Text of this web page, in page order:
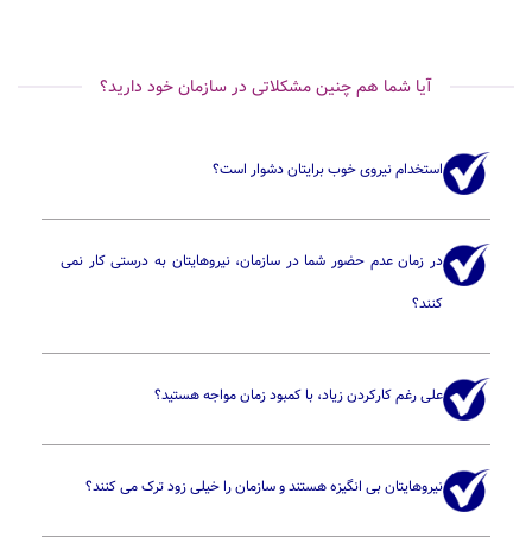
آیا شما هم چنین مشکلاتی در سازمان خود دارید؟
استخدام نیروی خوب برایتان دشوار است؟
در زمان عدم حضور شما در سازمان، نیروهایتان به درستی کار نمی
کنند؟
علی رغم کارکردن زیاد، با کمبود زمان مواجه هستید؟
نیروهایتان بی انگیزه هستند و سازمان را خیلی زود ترک می کنند؟